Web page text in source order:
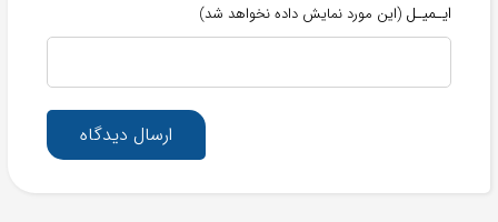
ایـمیـل (این مورد نمایش داده نخواهد شد)
ارسال دیدگاه